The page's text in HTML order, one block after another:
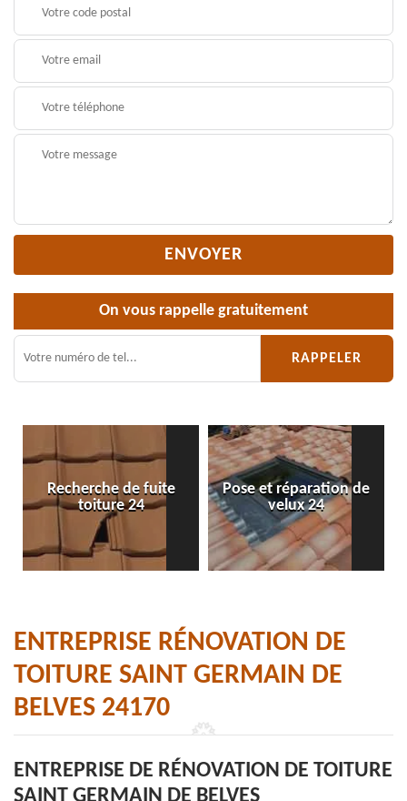
On vous rappelle gratuitement
Recherche de fuite
toiture 24
Pose et réparation de
velux 24
ENTREPRISE RÉNOVATION DE
TOITURE SAINT GERMAIN DE
BELVES 24170
ENTREPRISE DE RÉNOVATION DE TOITURE
SAINT GERMAIN DE BELVES